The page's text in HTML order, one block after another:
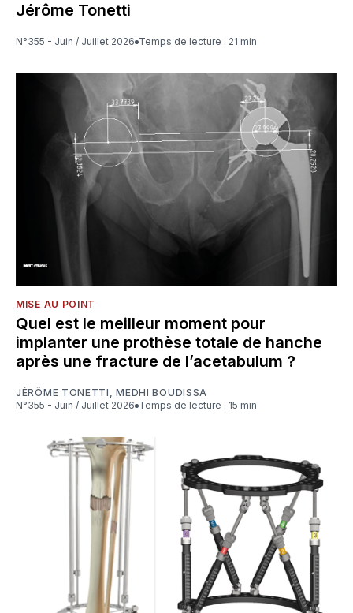
Jérôme Tonetti
N°355 - Juin / Juillet 2026 Temps de lecture : 21 min
MISE AU POINT
Quel est le meilleur moment pour
implanter une prothèse totale de hanche
après une fracture de l’acetabulum ?
JÉRÔME TONETTI ,MEDHI BOUDISSA
N°355 - Juin / Juillet 2026
Temps de lecture : 15 min